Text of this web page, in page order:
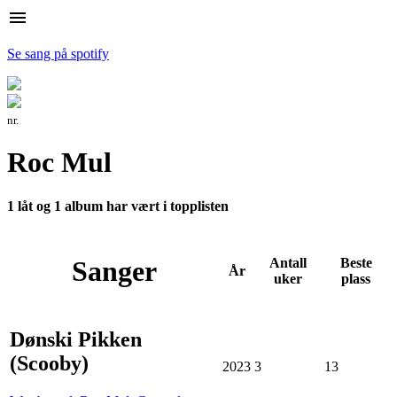
menu
Se sang på spotify
nr.
Roc Mul
1 låt og 1 album har vært i topplisten
Sanger År
Antall
uker
Beste
plass
Dønski Pikken
(Scooby)
2023 3 13